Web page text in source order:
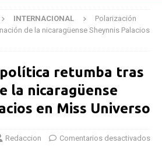
INTERNACIONAL
Polarización
de la nicaragüense Sheynnis Palacios
retumba tras
la nicaragüense
en Miss Universo
Redaccion Comentarios desactivados